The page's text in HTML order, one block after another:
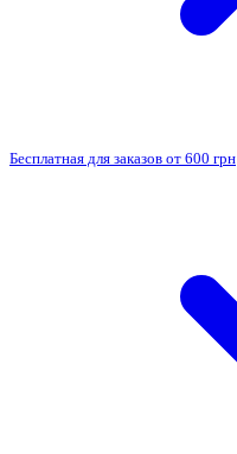
Бесплатная для заказов от 600 грн